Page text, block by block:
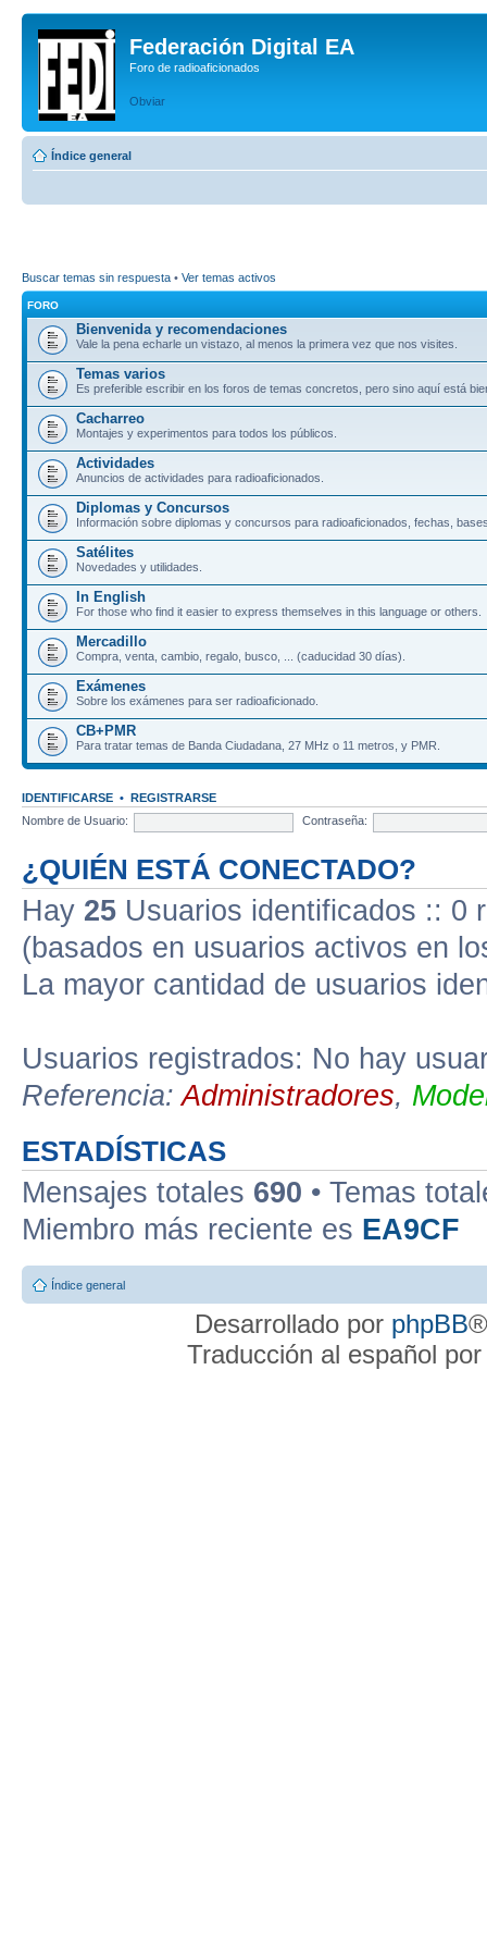
Federación Digital EA
Foro de radioaficionados
Obviar
Índice general
Buscar temas sin respuesta • Ver temas activos
FORO
Bienvenida y recomendaciones
Vale la pena echarle un vistazo, al menos la primera vez que nos visites.
Temas varios
Es preferible escribir en los foros de temas concretos, pero sino aquí está
Cacharreo
Montajes y experimentos para todos los públicos.
Actividades
Anuncios de actividades para radioaficionados.
Diplomas y Concursos
Información sobre diplomas y concursos para radioaficionados, fechas,
Satélites
Novedades y utilidades.
In English
For those who find it easier to express themselves in this language or others.
Mercadillo
Compra, venta, cambio, regalo, busco, ... (caducidad 30 días).
Exámenes
Sobre los exámenes para ser radioaficionado.
CB+PMR
Para tratar temas de Banda Ciudadana, 27 MHz o 11 metros, y PMR.
IDENTIFICARSE • REGISTRARSE
Nombre de Usuario:
Contraseña:
¿QUIÉN ESTÁ CONECTADO?
Hay 25 Usuarios identificados :: 0
(basados en usuarios activos en
La mayor cantidad de usuarios
Usuarios registrados: No hay
Referencia:Administradores,
ESTADÍSTICAS
Mensajes totales 690 • Temas
Miembro más reciente es EA9CF
Índice general
Desarrollado por phpBB
Traducción al español